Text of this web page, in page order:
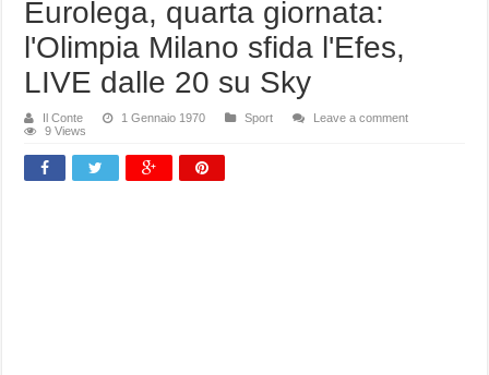
Eurolega, quarta giornata:
l'Olimpia Milano sfida l'Efes,
LIVE dalle 20 su Sky
Il Conte 1 Gennaio 1970 Sport
Leave a comment
9 Views